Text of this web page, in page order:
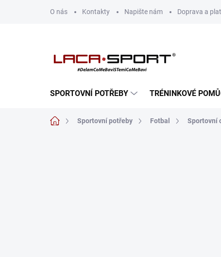
O nás Kontakty Napište nám Doprava a
SPORTOVNÍ POTŘEBY TRÉNINKOVÉ
Domů Sportovní potřeby Fotbal Sportovní